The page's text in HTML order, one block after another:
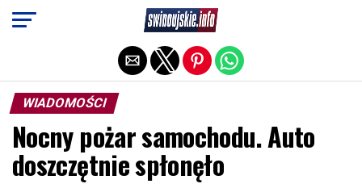
WIADOMOŚCI
Nocny pożar samochodu. Auto
doszczętnie spłonęło
Exit mobile version